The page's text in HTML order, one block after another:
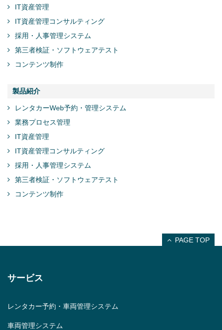
IT資産管理
IT資産管理コンサルティング
採用・人事管理システム
第三者検証・ソフトウェアテスト
コンテンツ制作
製品紹介
レンタカーWeb予約・管理システム
業務プロセス管理
IT資産管理
IT資産管理コンサルティング
採用・人事管理システム
第三者検証・ソフトウェアテスト
コンテンツ制作
PAGE TOP
サービス
レンタカー予約・車両管理システム
車両管理システム